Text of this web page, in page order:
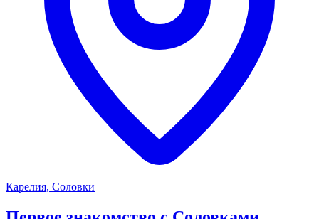
Карелия, Соловки